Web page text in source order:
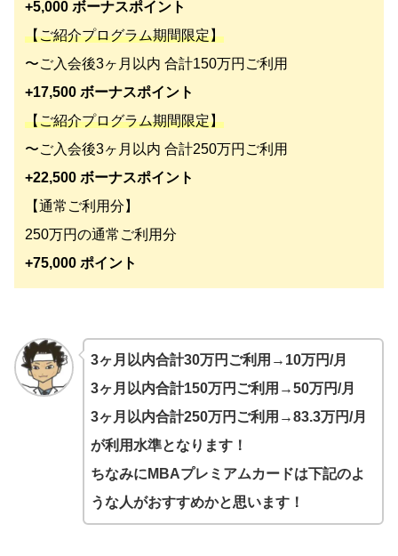
+5,000 ボーナスポイント
【ご紹介プログラム期間限定】
〜ご入会後3ヶ月以内 合計150万円ご利用
+17,500 ボーナスポイント
【ご紹介プログラム期間限定】
〜ご入会後3ヶ月以内 合計250万円ご利用
+22,500 ボーナスポイント
【通常ご利用分】
250万円の通常ご利用分
+75,000 ポイント
3ヶ月以内合計30万円ご利用→10万円/月
3ヶ月以内合計150万円ご利用→50万円/月
3ヶ月以内合計250万円ご利用→83.3万円/月
が利用水準となります！
ちなみにMBAプレミアムカードは下記のよ
うな人がおすすめかと思います！